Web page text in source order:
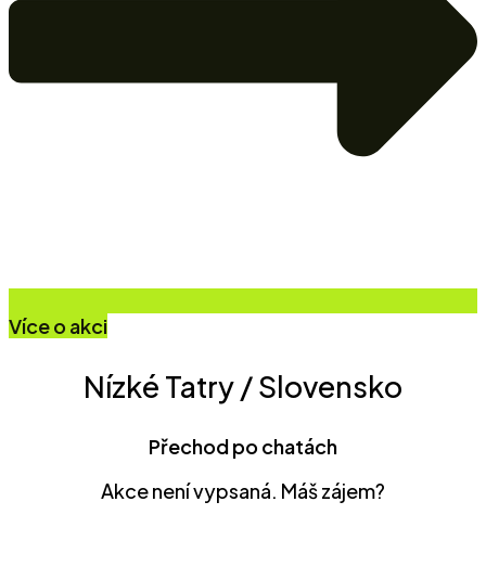
Více o akci
Nízké Tatry / Slovensko
Přechod po chatách
Akce není vypsaná. Máš zájem?